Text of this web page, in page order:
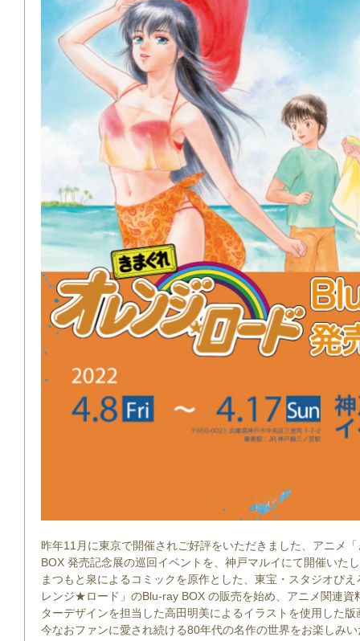
昨年11月に東京で開催されご好評をいただきました、アニメ
BOX 発売記念展の巡回イベントを、神戸マルイにて開催いた
まつもと泉によるコミックを原作とした、東宝・スタジオぴ
レンジ★ロード」のBlu-ray BOX の販売を始め、アニメ関連資
ターデザインを担当した高田明美によるイラストを使用した
今なおファンに愛され続ける80年代の名作の世界をお楽しみ